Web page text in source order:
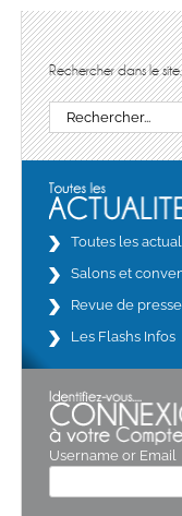
Rechercher dans le
Rechercher:
Toutes les
Salons et
Revue de presse
Les Flashs Infos
Username or Email